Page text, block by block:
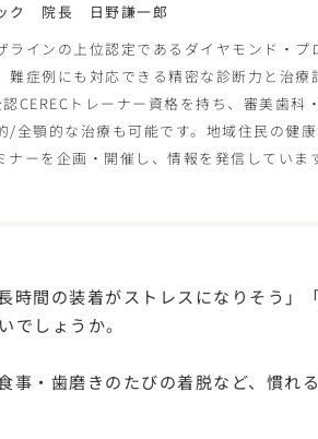
ク 院長 日野謙一郎
ラインの上位認定であるダイヤモンド・プ
難症例にも対応できる精密な診断力と治療
CERECトレーナー資格を持ち、審美歯科
/全顎的な治療も可能です。地域住民の健
ーを企画・開催し、情報を発信していま
時間の装着がストレスになりそう」
でしょうか。
事・歯磨きのたびの着脱など、慣れ